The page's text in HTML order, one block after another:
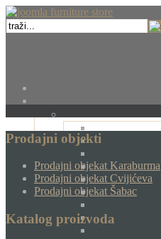
Prodajni objekti
Prodajni objekat Karaburma
Prodajni objekat Cvijićeva
Prodajni objekat Šabac
Katalog proizvoda